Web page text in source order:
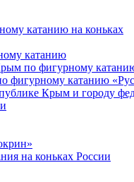
катанию на коньках
катанию
по фигурному
фигурному катанию
Крым и городу
на коньках России